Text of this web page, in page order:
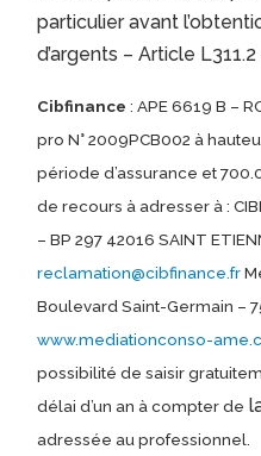
particulier avant
d’argents – Article L311.2
Cibfinance: APE 6619 B –
pro N° 2009PCB002 à
période d’assurance et
de recours à adresser à :
– BP 297 42016 SAINT
reclamation@cibfinance.fr
Boulevard Saint-Germain –
www.mediationconso-
possibilité de saisir
délai d’un an à compter de
adressée au professionnel.